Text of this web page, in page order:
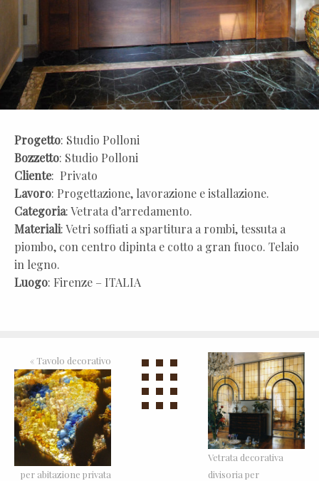
Progetto: Studio Polloni
Bozzetto: Studio Polloni
Cliente: Privato
Lavoro: Progettazione, lavorazione e istallazione.
Categoria: Vetrata d’arredamento.
Materiali: Vetri soffiati a spartitura a rombi, tessuta a
piombo, con centro dipinta e cotto a gran fuoco. Telaio
in legno.
Luogo: Firenze – ITALIA
«Tavolo decorativo
per abitazione privata
Vetrata decorativa
divisoria per